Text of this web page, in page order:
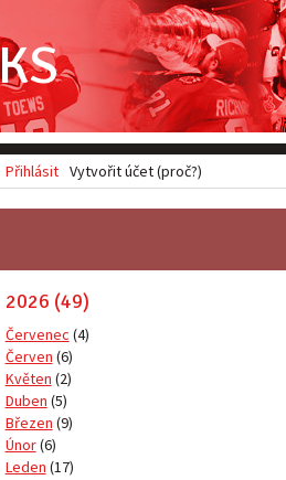
Přihlásit Vytvořit účet (proč?)
2026 (49)
Červenec (4)
Červen (6)
Květen (2)
Duben (5)
Březen (9)
Únor(6)
Leden (17)